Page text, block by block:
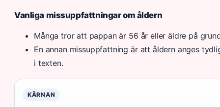
Vanliga missuppfattningar om åldern
Många tror att pappan är 56 år eller äldre på
En annan missuppfattning är att åldern anges
i texten.
KÄRNAN